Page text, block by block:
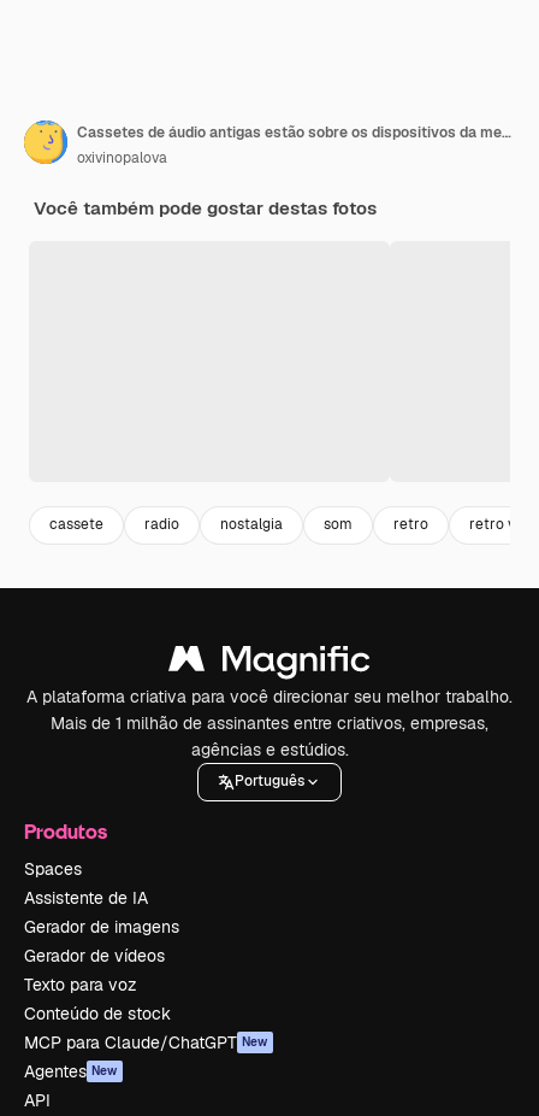
Cassetes de áudio antigas estão sobre os dispositivos da mesa de edição para gravar música
oxivinopalova
Você também pode gostar destas fotos
cassete radio nostalgia som retro retro
A plataforma criativa para você direcionar seu melhor trabalho.
Mais de 1 milhão de assinantes entre criativos, empresas,
agências e estúdios.
Português
Produtos
Spaces
Assistente de IA
Gerador de imagens
Gerador de vídeos
Texto para voz
Conteúdo de stock
MCP para Claude/ChatGPT New
Agentes New
API